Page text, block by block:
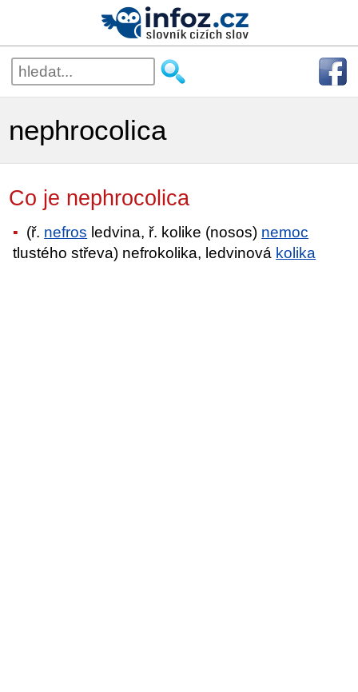
nephrocolica
Co je nephrocolica
(ř. nefros ledvina, ř. kolike (nosos) nemoc
tlustého střeva) nefrokolika, ledvinová kolika